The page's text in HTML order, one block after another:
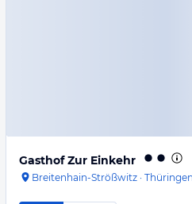
Gasthof Zur Einkehr
Breitenhain-Strößwitz · Thüringen